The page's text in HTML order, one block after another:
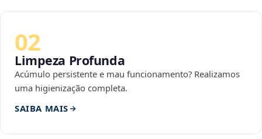
02
Limpeza Profunda
Acúmulo persistente e mau funcionamento? Realizamos
uma higienização completa.
SAIBA MAIS